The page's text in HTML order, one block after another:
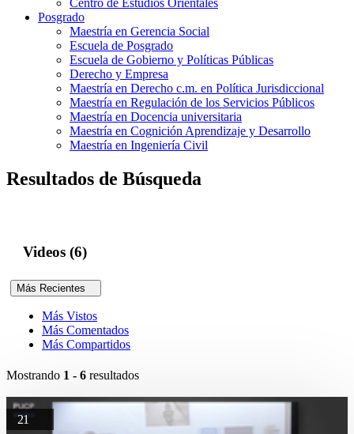
Centro de Estudios Orientales
Posgrado
Maestría en Gerencia Social
Escuela de Posgrado
Escuela de Gobierno y Políticas Públicas
Derecho y Empresa
Maestría en Derecho c.m. en Política Jurisdiccional
Maestría en Regulación de los Servicios Públicos
Maestría en Docencia universitaria
Maestría en Cognición Aprendizaje y Desarrollo
Maestría en Ingeniería Civil
Resultados de Búsqueda
Videos (6)
Más Recientes
Más Vistos
Más Comentados
Más Compartidos
Mostrando 1 - 6 resultados
21